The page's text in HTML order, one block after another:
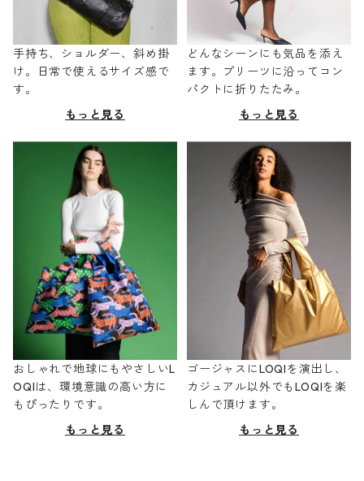
手持ち、ショルダー、斜め掛
け。日常で使えるサイズ感で
す。
もっと見る
どんなシーンにも気品を添え
ます。プリーツに沿ってコン
パクトに折りたたみ。
もっと見る
おしゃれで地球にもやさしいL
OQIは、環境意識の高い方に
もぴったりです。
もっと見る
ゴージャスにLOQIを演出し、
カジュアル以外でもLOQIを楽
しんで頂けます。
もっと見る